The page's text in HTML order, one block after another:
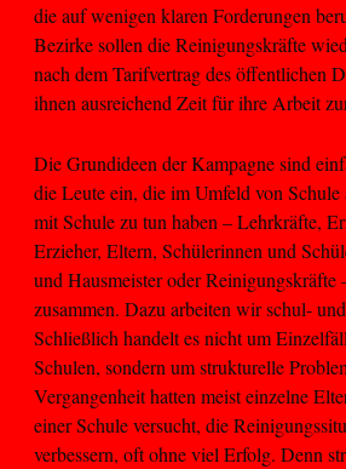
die auf wenigen klaren Forderungen
Bezirke sollen die Reinigungskräfte
nach dem Tarifvertrag des öffentlichen
ihnen ausreichend Zeit für ihre Arbeit
Die Grundideen der Kampagne sind
die Leute ein, die im Umfeld von Schule
mit Schule zu tun haben – Lehrkräfte,
Erzieher, Eltern, Schülerinnen und
und Hausmeister oder Reinigungskräfte
zusammen. Dazu arbeiten wir schul-
Schließlich handelt es nicht um
Schulen, sondern um strukturelle
Vergangenheit hatten meist einzelne
einer Schule versucht, die
verbessern, oft ohne viel Erfolg. Denn